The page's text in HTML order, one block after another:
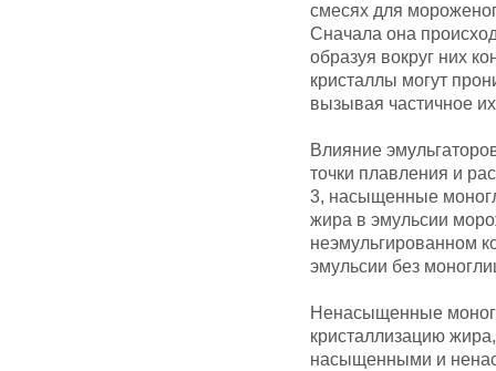
смесях для
Сначала она
образуя вокруг них
кристаллы могут
вызывая частичное
Влияние
точки плавления и
3, насыщенные
жира в эмульсии
неэмульгированном
эмульсии без
Ненасыщенные
кристаллизацию
насыщенными и